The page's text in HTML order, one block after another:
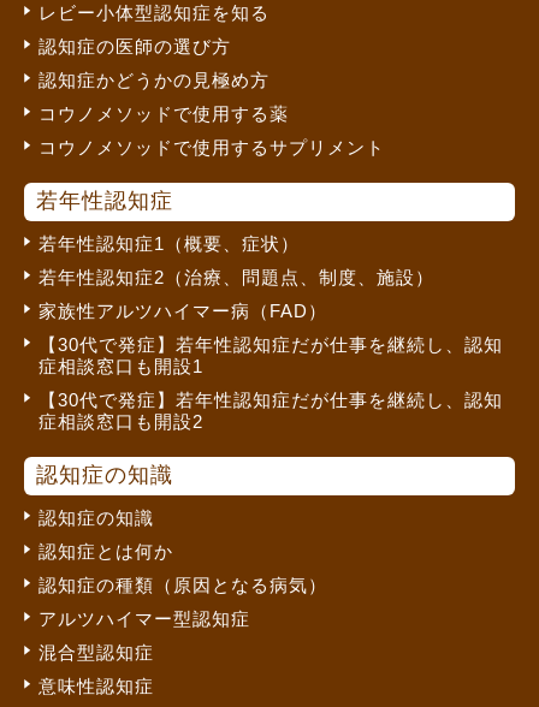
レビー小体型認知症を知る
認知症の医師の選び方
認知症かどうかの見極め方
コウノメソッドで使用する薬
コウノメソッドで使用するサプリメント
若年性認知症
若年性認知症1（概要、症状）
若年性認知症2（治療、問題点、制度、施設）
家族性アルツハイマー病（FAD）
【30代で発症】若年性認知症だが仕事を継続し、認知
症相談窓口も開設1
【30代で発症】若年性認知症だが仕事を継続し、認知
症相談窓口も開設2
認知症の知識
認知症の知識
認知症とは何か
認知症の種類（原因となる病気）
アルツハイマー型認知症
混合型認知症
意味性認知症